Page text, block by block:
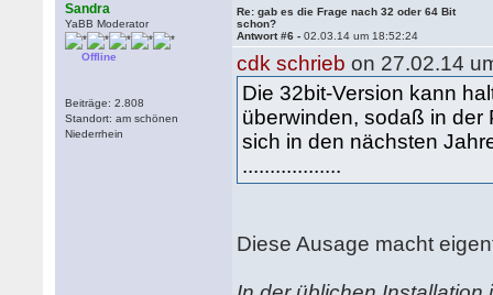
Sandra
YaBB Moderator
Offline
Beiträge: 2.808
Standort: am schönen
Niederrhein
Re: gab es die Frage nach 32 oder 64 Bit
schon?
Antwort #6 -02.03.14 um 18:52:24
cdk schrieb on 27.02.14
Die 32bit-Version kann
überwinden, sodaß in der
sich in den nächsten
..................
Diese Ausage macht